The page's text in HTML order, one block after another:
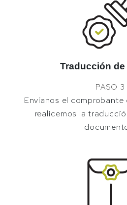
Traducción de
PASO 3
Envíanos el
realicemos la